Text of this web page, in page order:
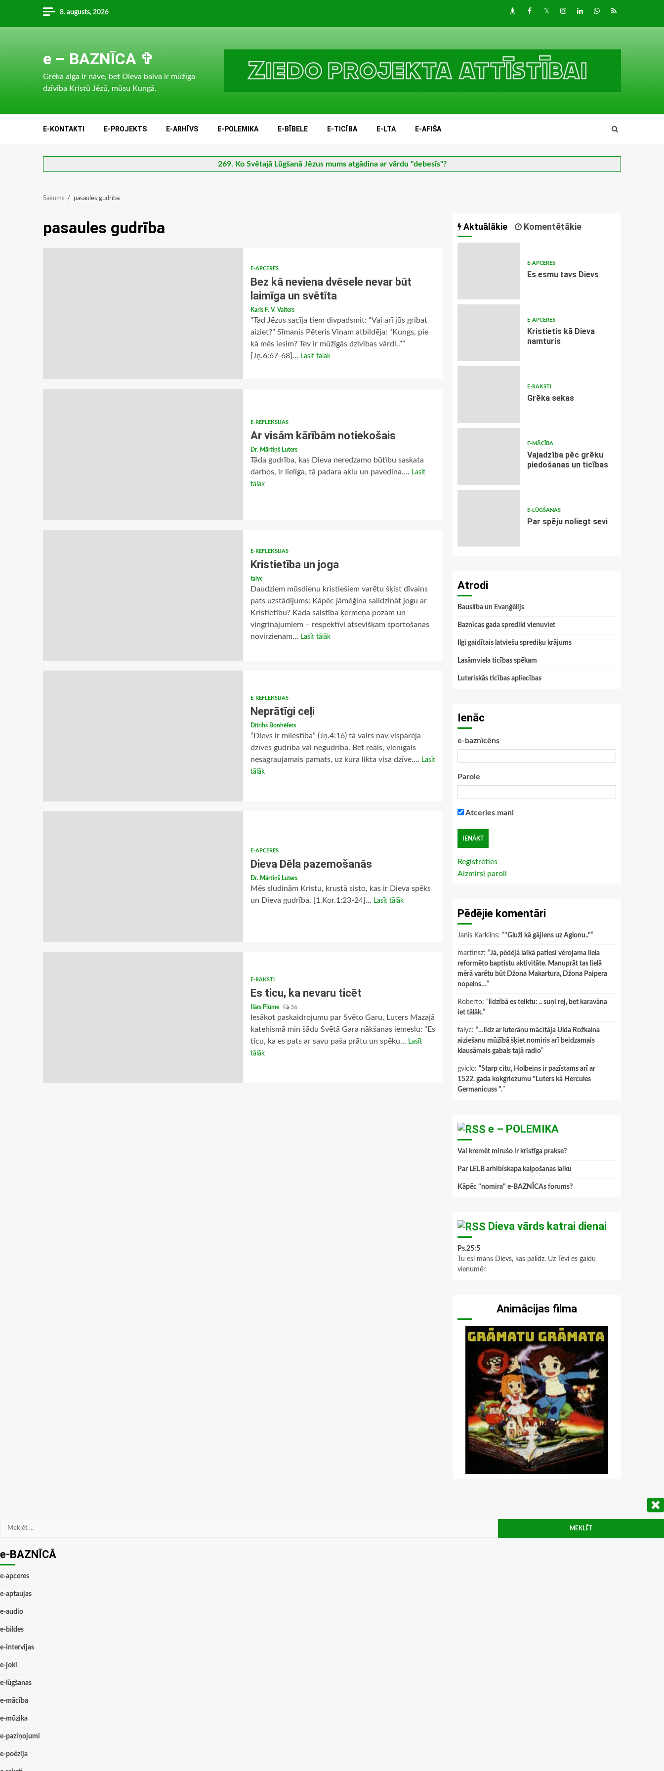
content
8. augusts, 2026 DraugiemFacebook
TwitterInstagram
LinkedInwhatsapp
RSS
e – BAZNĪCA ✞
Grēka alga ir nāve, bet Dieva balva ir mūžīga
dzīvība Kristū Jēzū, mūsu Kungā.
E-KONTAKTI E-PROJEKTS E-ARHĪVS E-POLEMIKA E-BĪBELE E-TICĪBA E-LTA E-AFIŠA
269. Ko Svētajā Lūgšanā Jēzus mums atgādina ar vārdu "debesīs"?
Sākums pasaules gudrība
pasaules gudrība
E-APCERES
Bez kā neviena dvēsele nevar būt
laimīga un svētīta
Karls F. V. Valters
“Tad Jēzus sacīja tiem divpadsmit: “Vai arī jūs gribat
aiziet?” Sīmanis Pēteris Viņam atbildēja: “Kungs, pie
kā mēs iesim? Tev ir mūžīgās dzīvības vārdi..””
[Jņ.6:67-68]... Lasīt tālāk
E-REFLEKSIJAS
Ar visām kārībām notiekošais
Dr. Mārtiņš Luters
Tāda gudrība, kas Dieva neredzamo būtību saskata
darbos, ir lielīga, tā padara aklu un pavedina.... Lasīt
tālāk
E-REFLEKSIJAS
Kristietība un joga
talyc
Daudziem mūsdienu kristiešiem varētu šķist dīvains
pats uzstādījums: Kāpēc jāmēģina salīdzināt jogu ar
Kristietību? Kāda saistība ķermeņa pozām un
vingrinājumiem – respektīvi atsevišķam sportošanas
novirzienam... Lasīt tālāk
E-REFLEKSIJAS
Neprātīgi ceļi
Dītrihs Bonhēfers
“Dievs ir mīlestība” (Jņ.4:16) tā vairs nav vispārēja
dzīves gudrība vai negudrība. Bet reāls, vienīgais
nesagraujamais pamats, uz kura likta visa dzīve.... Lasīt
tālāk
E-APCERES
Dieva Dēla pazemošanās
Dr. Mārtiņš Luters
Mēs sludinām Kristu, krustā sisto, kas ir Dieva spēks
un Dieva gudrība. [1.Kor.1:23-24]... Lasīt tālāk
E-RAKSTI
Es ticu, ka nevaru ticēt
Ilārs Plūme 36
Iesākot paskaidrojumu par Svēto Garu, Luters Mazajā
katehismā min šādu Svētā Gara nākšanas iemeslu: “Es
ticu, ka es pats ar savu paša prātu un spēku... Lasīt
tālāk
Aktuālākie Komentētākie
E-APCERES
Es esmu tavs Dievs
E-APCERES
Kristietis kā Dieva
namturis
E-RAKSTI
Grēka sekas
E-MĀCĪBA
Vajadzība pēc grēku
piedošanas un ticības
E-LŪGŠANAS
Par spēju noliegt sevi
Atrodi
Bauslība un Evaņģēlijs
Baznīcas gada sprediķi vienuviet
Ilgi gaidītais latviešu sprediķu krājums
Lasāmviela ticības spēkam
Luteriskās ticības apliecības
Ienāc
e-baznīcēns
Parole
Atceries mani
Reģistrēties
Aizmirsi paroli
Pēdējie komentāri
Janis Karklins: “"Gluži kā gājiens uz Aglonu.."”
martinsz: “Jā, pēdējā laikā patiesi vērojama liela
reformēto baptistu aktivitāte. Manuprāt tas lielā
mērā varētu būt Džona Makartura, Džona Paipera
nopelns…”
Roberto: “ līdzībā es teiktu: .. suņi rej, bet karavāna
iet tālāk.”
talyc: “…līdz ar luterāņu mācītāja Ulda Rožkalna
aiziešanu mūžībā šķiet nomiris arī beidzamais
klausāmais gabals tajā radio”
gviclo: “Starp citu, Holbeins ir pazīstams arī ar
1522. gada kokgriezumu "Luters kā Hercules
Germanicuss ".”
e – POLEMIKA
Vai kremēt mirušo ir kristīga prakse?
Par LELB arhibīskapa kalpošanas laiku
Kāpēc "nomira" e-BAZNĪCAs forums?
Dieva vārds katrai dienai
Ps.25:5
Tu esi mans Dievs, kas palīdz. Uz Tevi es gaidu
vienumēr.
Animācijas filma
Meklēt:
e-BAZNĪCĀ
e-apceres
e-aptaujas
e-audio
e-bildes
e-intervijas
e-joki
e-lūgšanas
e-mācība
e-mūzika
e-paziņojumi
e-poēzija